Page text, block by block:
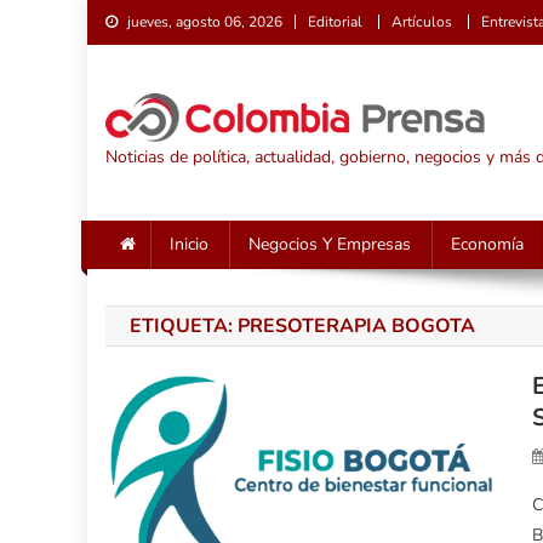
Saltar
al
jueves, agosto 06, 2026 Editorial Artículos
Noticias de política, actualidad, gobierno, negocios y más
Inicio Negocios Y Empresas Economía
ETIQUETA: PRESOTERAPIA BOGOTA